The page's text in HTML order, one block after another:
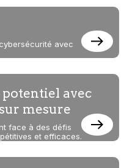
avec
avec
mesure
face à des défis
et efficaces.